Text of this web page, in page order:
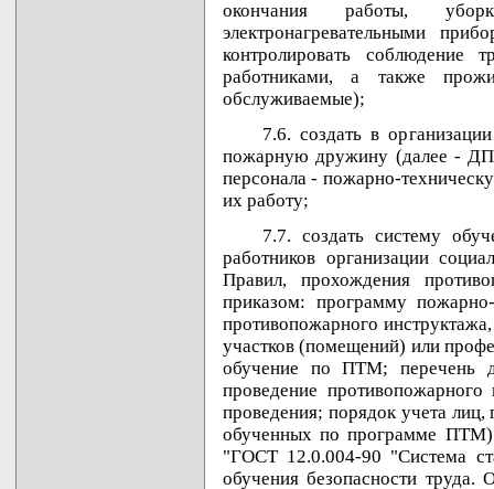
окончания работы,
электронагревательными
контролировать соблюдение
работниками, а также
обслуживаемые);
7.6. создать в
пожарную дружину (далее -
персонала - пожарно-
их работу;
7.7. создать систему
работников организации
Правил, прохождения
приказом: программу
противопожарного
участков (помещений) или
обучение по ПТМ; перечень
проведение
проведения; порядок учета
обученных по программе ПТМ)
"ГОСТ 12.0.004-90 "Система
обучения безопасности